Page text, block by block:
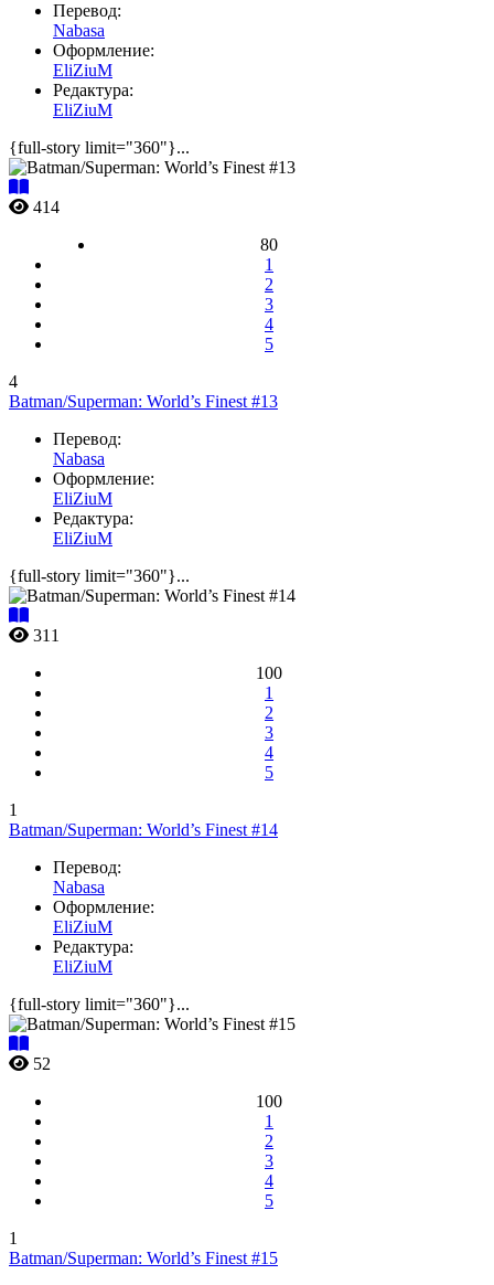
Перевод:
Nabasa
Оформление:
EliZiuM
Редактура:
EliZiuM
{full-story limit="360"}...
414
80
1
2
3
4
5
4
Batman/Superman: World’s Finest #13
Перевод:
Nabasa
Оформление:
EliZiuM
Редактура:
EliZiuM
{full-story limit="360"}...
311
100
1
2
3
4
5
1
Batman/Superman: World’s Finest #14
Перевод:
Nabasa
Оформление:
EliZiuM
Редактура:
EliZiuM
{full-story limit="360"}...
52
100
1
2
3
4
5
1
Batman/Superman: World’s Finest #15